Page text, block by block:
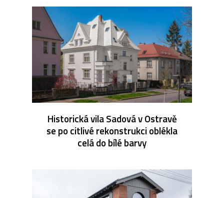
Historická vila Sadová v Ostravě
se po citlivé rekonstrukci oblékla
celá do bílé barvy